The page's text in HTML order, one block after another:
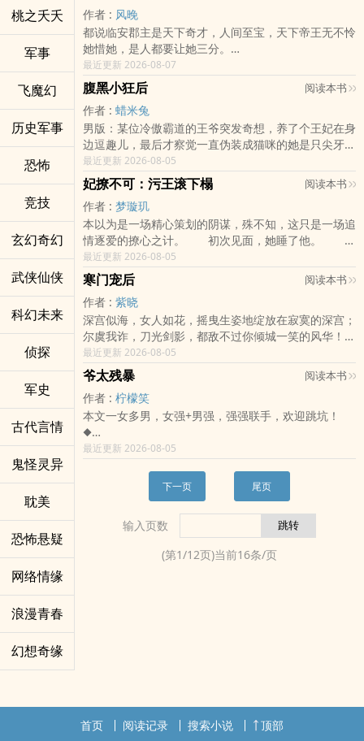
桃之夭夭
军事
飞魔幻
历史军事
恐怖
竞技
玄幻奇幻
武侠仙侠
科幻未来
侦探
军史
古代言情
鬼怪灵异
耽美
恐怖悬疑
网络情缘
浪漫青春
幻想奇缘
人心呢？
在下老本行，女主各种妖娆强大，男主同样强大，身心
绝对干净，别问结局，妞们知道就好！
推荐旧文《蛇蝎太后之夫君妖娆》 冷玖一豪门世家的
大小姐，内心冷血无情，外表却妖娆妩媚，视男人如玩
物，被人算计葬身大海，再次醒来，她穿越成了凤御王
朝最年轻的太后，美貌无双却心如蛇蝎，毒死嫔妃，诛
杀皇子，手段残忍血腥，令人发指！
旧情人新帝对她恨之入骨？不但要将她打入冷宫还敢扇
她耳光？
朝臣恨不得将她凌迟正法？后宫嫔妃个个伪善恶毒？
妖娆一笑，老虎不发威，你当我是摆设啊？从此太后强
悍出世，后宫再也不得安宁！
没事勾搭勾搭皇叔，再调戏调戏丞相，闲来无事找个包
子捏捏，然后坐看一堆嫔妃你争我斗，日子过得如斯的
滋润，只是这一个个脱光光求负责的家伙是怎么回事？
注：本文男主身心干净，女主妖娆强大，男主也不弱，
荡漾是有的，幸福也是有得，渣男渣女也是必须狠狠虐
的！本文重口味，看文自带避雷针，不喜误入，若是你
的菜，就赶紧下筷子吧！
央央潇湘，某只在努力，求多多收藏，多多留言，如果
开心给朵花花，送颗钻钻，那将是在下最大的鼓励，不
胜感激！
另：友情提示，某只是坑货，坑了多少就不必说，凡是
封面为“此乃废坑”的地方，亲们就不要去点了，不然坑
了在下可不负责的哦！
“行不行试了就知道。”
于是花好月圆，三天三夜，日夜不休，整个人差点昏睡
过去。
“你啥时练就了这身功夫？”
“憋了三年了。”
听娘和我的话。”
“…”
种田、采药、养家糊口，做个有权有钱的小农妇，培养
萌宝小包子。
她柳明媚的人生又岂是这些龌蹉的人能掌控的！
一身堪绝天下的医术，一颗云淡风轻的心。
翻手为云，覆手为雨，棋子反为下棋人。
---
“江山为聘，十里红妆，我娶你。”
柳明媚银针一闪，“三皇子，扎针的时间到了。”
“我柳明媚宁为寒门妻也不为高门妾，难不成三皇子肯
为了我遣散这佳丽三千？”
某男跳了过来站在她的身前，“弟媳不可欺。不然，我
覆了这江山如何？”
柳明媚扶额，又是那里跳出来的蛇精病。
一把粉末扬了出去，吃药时间到了。
---
“娘子，为夫这些天茶不思饭不想的，可能是生病了。”
某男佯装虚弱的扯着她的衣袖。
柳明媚挑了挑眉，这样的把戏玩不腻么？
“什么病？”
“玲珑骰子安红豆，为夫患的正是相思。”某男佯装羞
涩。
月色如华，院落里偏偏传来三三两两的猫叫，勾得人心
醉。
粗略讲：这是一场算命、谋人亦谋心的攻略（征服）妖
孽之战！
作者 : 风晚
都说临安郡主是天下奇才，人间至宝，天下帝王无不怜
她惜她，是人都要让她三分。
又说临安郡主是越皇的命根子，越皇把天下最好的男儿
全送进了她府中，只为搏她一笑。
再说临安郡主坐拥美男三千，天下人都恨不得把她捧在
手心里，尤其是准王夫云末更恨不得把她疼进骨子里。
以上全是放屁！
她道：“什么狗屁至宝，姑奶奶不过是你们的挣钱工
具。少挣那一点，你们就恨不得把姑奶奶踩死踩死再踩
死！最可恨的是，还要姑奶奶给你暖床当炉鼎。”
他道：“废品也得回收利用，是不？”
她道：“我明天把你们全变成废品。”
他道：“我不介意的，只是我久不近女色，不知郡主体
力够不够？”
她道：“什么送我全天下最好的男儿只为搏我一笑，他
们全是恨不得我死的渣货，老娘要退货。”
他道：“男人嘛，憋得久了，欲求不满，难免脾气大一
点，郡主体谅一下。”
她道：“什么你把我疼到了骨子里，姑奶奶根本就是你
手上的一颗棋。你想要天下是吧？姑奶奶偏要捏着天下
不给你，气死你这个闷骚货。”
他笑道：“你得要天下人爽，而我只要你一个人爽，这
买卖合算，就这么说定了。”
她道：“你到底要不要脸？”
他闻着她的发香，道：“关了灯，还要脸干嘛，嗯？”
她勃然大怒，扑倒某闷骚货，要比不要脸是吧？吃干抹
净，谁爽谁不吃亏。
她命中带煞，为嘛还这么多美人趋之若鹜、撕破脸皮也
要往她身上赖……
男一：“我谋天下，只换你一颗芳心。”
男二：“天下没有我治不好的伤，医不好的病，你这么
爱打架，在我身边横竖是死不了的。”
最近更新 2026-08-07
腹黑小狂后 阅读本书
作者 : 蜡米兔
男版：某位冷傲霸道的王爷突发奇想，养了个王妃在身
边逗趣儿，最后才察觉一直伪装成猫咪的她是只尖牙利
爪的老虎，爷阴沟里翻船了！
女版：某只被退婚的太子妃报仇心切，和阴险狡诈皇叔
一拍即合，一跃成为前未婚夫的皇婶婶，后来发现自己
上了贼船，恨不得戳瞎双眼！
◆
玉绯烟，华夏国最年轻上校，医学天才，魂穿成忠义侯
府的废物小萝莉。
都说萝莉有三好：身娇腰软易推倒，遇到某个恶趣味王
爷后更是充分证明了这一点。
她是大名鼎鼎的废物傻女，未嫁先休的太子妃，人人避
之不及，唯他迎难而上，纠缠调戏，非她不娶。不但斩
她姻缘，断她桃花，还缠了她生生世世……
只是看着某个把玩自己玲珑玉足的清贵男子，玉绯烟仰
天泪流：“情兽，滚粗！”
这是一个腹黑忠犬和娇俏萝莉相杀相爱，最后大杀四
方，通吃天下的故事。
【传闻1】
‍‌奸‍情­‍​发生在一个迷人的月夜。
“想不想报仇，好好折磨那对狗男女？”
“嫁给我，就这么简单——”
“做我的王妃，即便是尊贵的太子也要恭恭敬敬地叫你
大婚之日，没有接来新娘，殿堂下却跪满了某男的心腹
最近更新 2026-08-05
妃撩不可：污王滚下榻 阅读本书
作者 : 梦璇玑
本以为是一场精心策划的阴谋，殊不知，这只是一场追
情逐爱的撩心之计。 初次见面，她睡了他。 再
次见面，她在杀人，梨花树旁，他在观摩。 第三次
见面。 他问：“你有喜欢的人吗？” 她答：“没
有！” 他笑：“今日开始，你有了！” 从此，整
个天阙王朝最想被男人女人们扑倒的吴王殿下在一条忠
犬进化之路上一去不复返。 ** 前世，她是王
牌特工，清冷决绝，一手催眠之术出神入化。 今
生，她被预言为‘可兴盛天下’的圣女，只待及笄加冕后
与储君大婚！ 当聪颖果敢取代无知懦弱，杀戮狠绝
取代纯真善良！ 她，曲拂，不再屈服！ 且看她
一双素手如何拨云搅月，剑指千军，在这异世之中谋得
一席安身之地！ 只是，在她惬意地揽着小包子不断
扩建势力范围之时，总有一个狡诈如狐的妖孽，夜夜在
她耳边反复呢喃： “阿妩，你是我的，谁阻我要
你，我便杀谁！” ** 【小剧场1】 某妖孽
突然靠近，将她一下子就抵触在了墙壁上。 壁
咚？ 苏妩横眉冷对，“你谁？” 某男邪魅一笑，
“穿上衣就不认得了？那我脱了你再好好认认！” 苏
妩挑眉，“滚，离我远点！” “要不咱们床上再战三
百回合？或许能勾起你那美好的回忆。”
【小剧场2】 芙蓉帐暖软玉香，九尺象牙床
颤，他邪笑，“小小年纪，别学坏了。” 小包子莫名
其妙的拿出娘给他配置的饮料，“娘说ml就是毫升，
最近更新 2026-08-05
寒门宠后 阅读本书
作者 : 紫晓
深宫似海，女人如花，摇曳生姿地绽放在寂寞的深宫；
尔虞我诈，刀光剑影，都敌不过你倾城一笑的风华！
——这脸皮堪比城墙的贱人居然是传说中英明神武的皇
上，老天啊，还能不能让人愉快地玩耍了？
——这小娘子真是美呆了，美绝了，反正救命之恩，朕
无以为报，要不，以身相许？
——皇上，臣妾还小，十三虚岁，葵水都没来，您将近
而立，三公主都跟臣妾一样大，您真的下得了这个嘴？
——啊哈哈，爱妃真是太美了，太坏了，太招人稀罕
欢好喜欢啊，怎么办？
秦瑄：昭昭，我怎么觉得你对朕一直不冷不热的呢？你
容昭：恭喜陛下，您终于认清现实了！
秦瑄：容昭你个白眼狼，枉我对你这么好，世上还有比
朕更出色的男人吗？你不喜欢朕，还能喜欢谁？
——看寒门嫡女从小主登上后宫巅峰的传奇！
最近更新 2026-08-05
爷太残暴 阅读本书
作者 : 柠檬笑
本文一女多男，女强+男强，强强联手，欢迎跳坑！
◆
当生性凶残凉薄的狼女穿越到残暴嗜血的摄政王身上，
坐拥着后宫三千男色，
她只想说，“爷”虽残暴，但很温柔。
不过，再温柔的狼也不会改掉吃肉的本性……
锦绣男色，殷勤谄媚，却暗藏杀机……
皇上年幼，看似无害，却包藏祸心……
爷很温柔一：
“脱了。”她冷声命令。
最近更新 2026-08-05
下一页 尾页
输入页数
(第1/12页)当前16条/页
首页 阅读记录 搜索小说 顶部